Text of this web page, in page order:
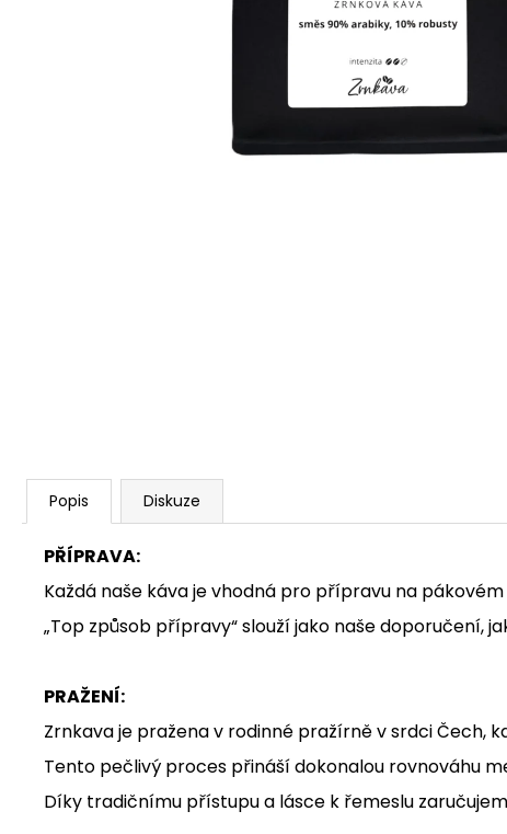
Popis Diskuze
PŘÍPRAVA:
Každá naše káva je vhodná pro přípravu na
„Top způsob přípravy“ slouží jako naše
PRAŽENÍ:
Zrnkava je pražena v rodinné pražírně v srdci Čech,
Tento pečlivý proces přináší dokonalou rovnováhu
Díky tradičnímu přístupu a lásce k řemeslu